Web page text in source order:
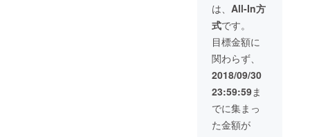
は、 All-In方
式です。
目標金額に
関わらず、
2018/09/30
23:59:59ま
でに集まっ
た金額が